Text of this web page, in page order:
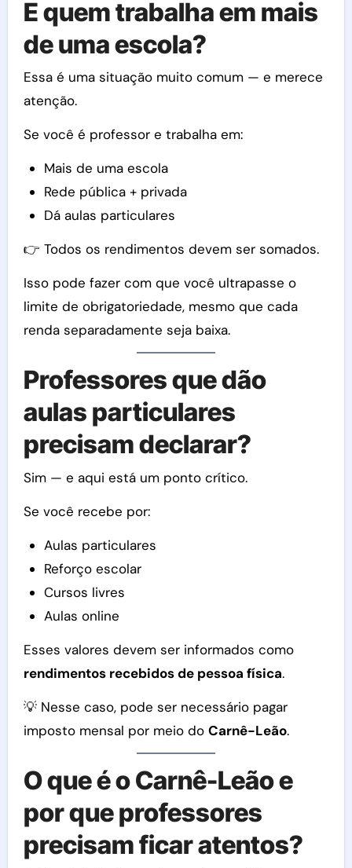
E quem trabalha em mais
de uma escola?
Essa é uma situação muito comum — e merece
atenção.
Se você é professor e trabalha em:
Mais de uma escola
Rede pública + privada
Dá aulas particulares
👉 Todos os rendimentos devem ser somados.
Isso pode fazer com que você ultrapasse o
limite de obrigatoriedade, mesmo que cada
renda separadamente seja baixa.
Professores que dão
aulas particulares
precisam declarar?
Sim — e aqui está um ponto crítico.
Se você recebe por:
Aulas particulares
Reforço escolar
Cursos livres
Aulas online
Esses valores devem ser informados como
rendimentos recebidos de pessoa física.
💡 Nesse caso, pode ser necessário pagar
imposto mensal por meio do Carnê-Leão.
O que é o Carnê-Leão e
por que professores
precisam ficar atentos?